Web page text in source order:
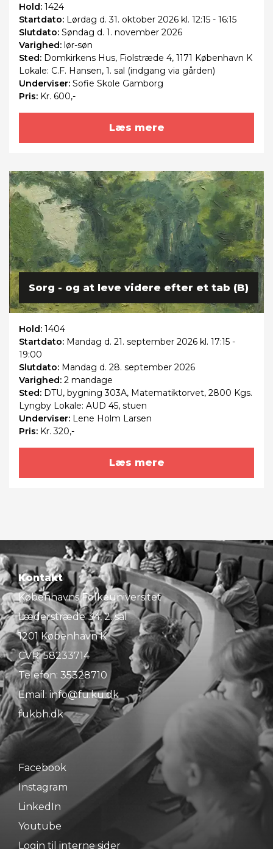
Hold: 1424
Startdato: Lørdag d. 31. oktober 2026 kl. 12:15 - 16:15
Slutdato: Søndag d. 1. november 2026
Varighed: lør-søn
Sted: Domkirkens Hus, Fiolstræde 4, 1171 København K
Lokale: C.F. Hansen, 1. sal (indgang via gården)
Underviser: Sofie Skole Gamborg
Pris: Kr. 600,-
Læs mere
Sorg - og at leve videre efter et tab (B)
Hold: 1404
Startdato: Mandag d. 21. september 2026 kl. 17:15 -
19:00
Slutdato: Mandag d. 28. september 2026
Varighed: 2 mandage
Sted: DTU, bygning 303A, Matematiktorvet, 2800 Kgs.
Lyngby Lokale: AUD 45, stuen
Underviser: Lene Holm Larsen
Pris: Kr. 320,-
Læs mere
Kontakt
Københavns Folkeuniversitet
Læderstræde 34, 2. sal
1201 København K
CVR: 58233714
Telefon: 35328710
Email: info@fu.ku.dk
fukbh.dk
Facebook
Instagram
LinkedIn
Youtube
Login til interne sider